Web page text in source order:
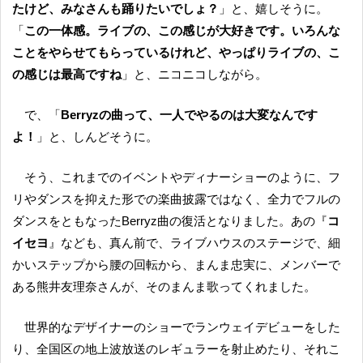
たけど、みなさんも踊りたいでしょ？ 」と、嬉しそうに。
「この一体感。ライブの、この感じが大好きです。いろんな
ことをやらせてもらっているけれど、やっぱりライブの、こ
の感じは最高ですね 」と、ニコニコしながら。
で、「Berryzの曲って、一人でやるのは大変なんです
よ！
」と、しんどそうに。
そう、これまでのイベントやディナーショーのように、フ
リやダンスを抑えた形での楽曲披露ではなく、全力でフルの
ダンスをともなったBerryz曲の復活となりました。あの『コ
イセヨ 』なども、真ん前で、ライブハウスのステージで、細
かいステップから腰の回転から、まんま忠実に、メンバーで
ある熊井友理奈さんが、そのまんま歌ってくれました。
世界的なデザイナーのショーでランウェイデビューをした
り、全国区の地上波放送のレギュラーを射止めたり、それこ